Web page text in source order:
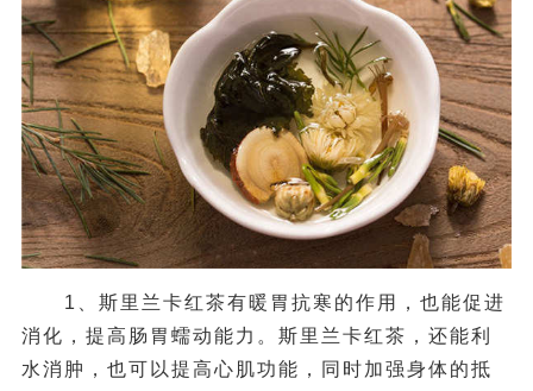
1、斯里兰卡红茶有暖胃抗寒的作用，也能促进
消化，提高肠胃蠕动能力。斯里兰卡红茶，还能利
水消肿，也可以提高心肌功能，同时加强身体的抵